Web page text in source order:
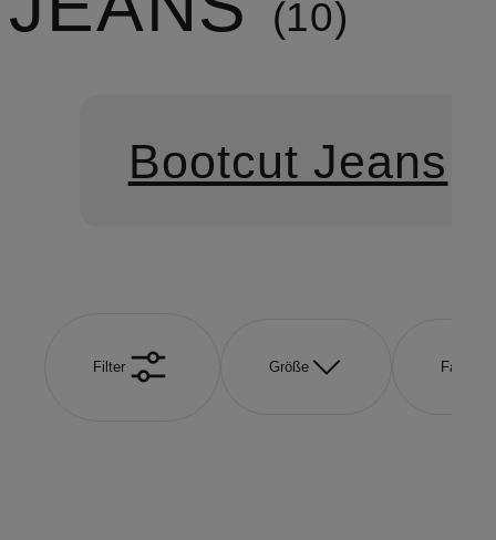
10
Bootcut Jeans
Filter Größe Farbe